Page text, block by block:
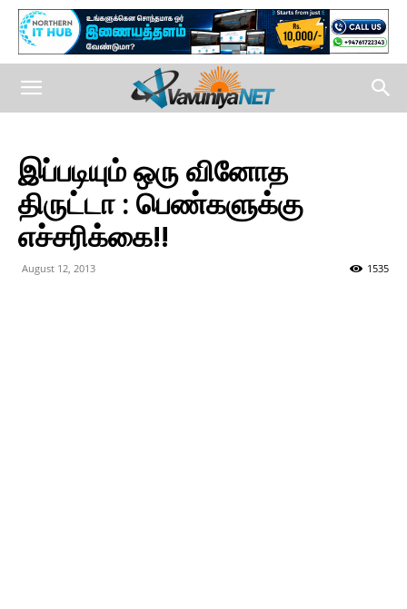
இப்படியும் ஒரு வினோத
திருட்டா : பெண்களுக்கு
எச்சரிக்கை!!
August 12, 2013 1535